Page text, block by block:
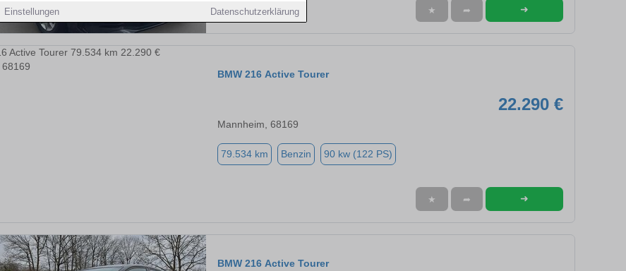
Einstellungen Datenschutzerklärung ★ ➦ ➜
BMW 216 Active Tourer
22.290 €
Mannheim, 68169
79.534 km Benzin 90 kw (122 PS)
★ ➦ ➜
BMW 216 Active Tourer